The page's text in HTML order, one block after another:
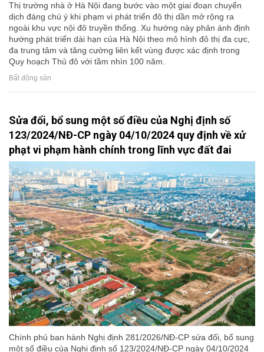
Thị trường nhà ở Hà Nội đang bước vào một giai đoạn chuyển
dịch đáng chú ý khi phạm vi phát triển đô thị dần mở rộng ra
ngoài khu vực nội đô truyền thống. Xu hướng này phản ánh định
hướng phát triển dài hạn của Hà Nội theo mô hình đô thị đa cực,
đa trung tâm và tăng cường liên kết vùng được xác định trong
Quy hoạch Thủ đô với tầm nhìn 100 năm.
Bất động sản
Sửa đổi, bổ sung một số điều của Nghị định số
123/2024/NĐ-CP ngày 04/10/2024 quy định về xử
phạt vi phạm hành chính trong lĩnh vực đất đai
Chính phủ ban hành Nghị định 281/2026/NĐ-CP sửa đổi, bổ sung
một số điều của Nghị định số 123/2024/NĐ-CP ngày 04/10/2024